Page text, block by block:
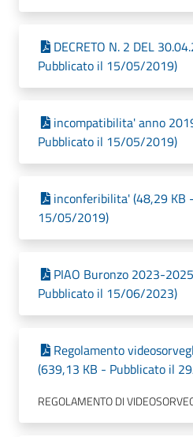
DECRETO N. 2 DEL
Pubblicato il 15/05/2019)
incompatibilita' anno
Pubblicato il 15/05/2019)
inconferibilita' (48,29 KB
15/05/2019)
PIAO Buronzo 2023-
Pubblicato il 15/06/2023)
Regolamento
(639,13 KB - Pubblicato il
REGOLAMENTO DI